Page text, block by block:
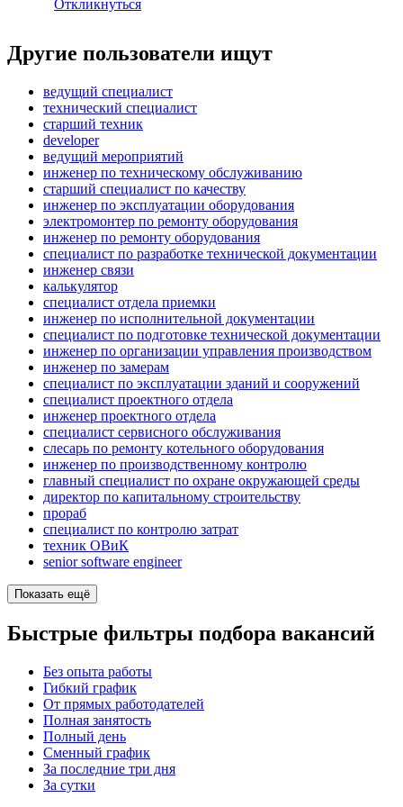
Откликнуться
Другие пользователи ищут
ведущий специалист
технический специалист
старший техник
developer
ведущий мероприятий
инженер по техническому обслуживанию
старший специалист по качеству
инженер по эксплуатации оборудования
электромонтер по ремонту оборудования
инженер по ремонту оборудования
специалист по разработке технической документации
инженер связи
калькулятор
специалист отдела приемки
инженер по исполнительной документации
специалист по подготовке технической документации
инженер по организации управления производством
инженер по замерам
специалист по эксплуатации зданий и сооружений
специалист проектного отдела
инженер проектного отдела
специалист сервисного обслуживания
слесарь по ремонту котельного оборудования
инженер по производственному контролю
главный специалист по охране окружающей среды
директор по капитальному строительству
прораб
специалист по контролю затрат
техник ОВиК
senior software engineer
Показать ещё
Быстрые фильтры подбора вакансий
Без опыта работы
Гибкий график
От прямых работодателей
Полная занятость
Полный день
Сменный график
За последние три дня
За сутки